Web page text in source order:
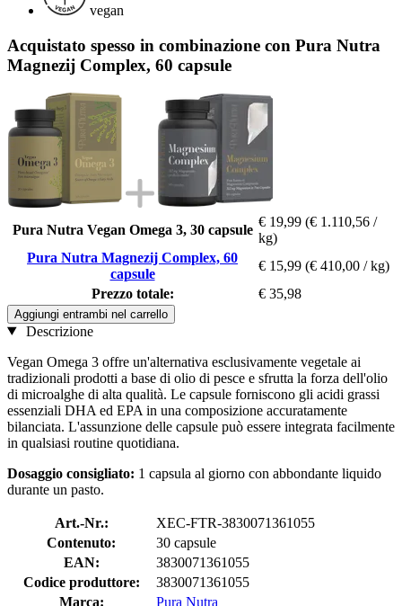
vegan
Acquistato spesso in combinazione con Pura Nutra
Magnezij Complex, 60 capsule
Pura Nutra Vegan Omega 3, 30 capsule
€ 19,99 (€ 1.110,56 /
kg)
Pura Nutra Magnezij Complex, 60
capsule
€ 15,99 (€ 410,00 / kg)
Prezzo totale:
€ 35,98
Aggiungi entrambi nel carrello
Descrizione
Vegan Omega 3 offre un'alternativa esclusivamente vegetale ai
tradizionali prodotti a base di olio di pesce e sfrutta la forza dell'olio
di microalghe di alta qualità. Le capsule forniscono gli acidi grassi
essenziali DHA ed EPA in una composizione accuratamente
bilanciata. L'assunzione delle capsule può essere integrata facilmente
in qualsiasi routine quotidiana.
Dosaggio consigliato: 1 capsula al giorno con abbondante liquido
durante un pasto.
Art.-Nr.:
XEC-FTR-3830071361055
Contenuto:
30 capsule
EAN:
3830071361055
Codice produttore:
3830071361055
Marca:
Pura Nutra